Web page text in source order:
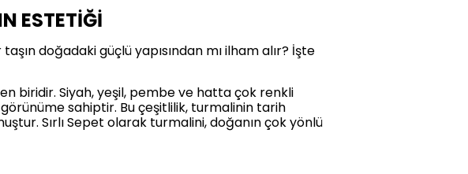
ESTETİĞİ
doğadaki güçlü yapısından mı ilham alır? İşte
biridir. Siyah, yeşil, pembe ve hatta çok renkli
sahiptir. Bu çeşitlilik, turmalinin tarih
Sırlı Sepet olarak turmalini, doğanın çok yönlü